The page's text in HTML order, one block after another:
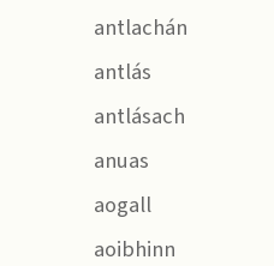
antlachán
antlás
antlásach
anuas
aogall
aoibhinn